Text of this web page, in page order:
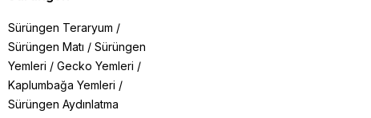
Sürüngen Teraryum /
Sürüngen Matı / Sürüngen
Yemleri / Gecko Yemleri /
Kaplumbağa Yemleri /
Sürüngen Aydınlatma